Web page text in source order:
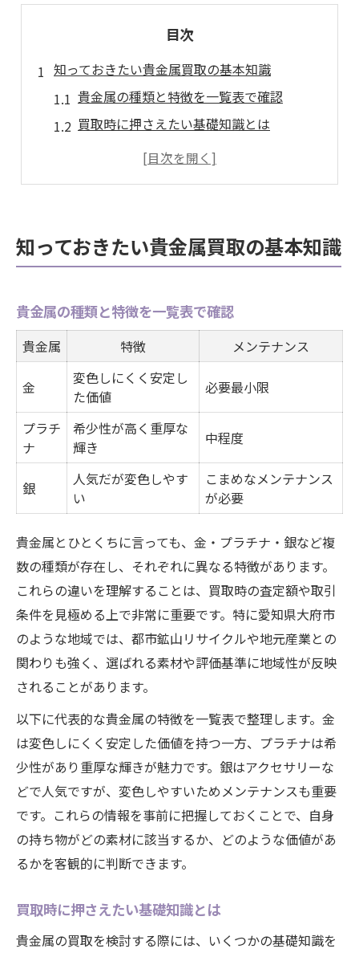
目次
知っておきたい貴金属買取の基本知識
貴金属の種類と特徴を一覧表で確認
買取時に押さえたい基礎知識とは
初めてでも安心な貴金属の見分け方
愛知県大府市における貴金属売却の流れ
大府市での貴金属売却手順を比較表で紹介
貴金属売却前に準備すべきポイント
出張買取と店頭買取の違いを知る
大府市ならではの売却メリットとは
貴金属を高く売るための査定ポイント解説
査定で重視される貴金属の条件一覧
高価買取を目指すなら素材に注目
貴金属の刻印が査定額に与える影響
壊れた貴金属でも価値がある理由
査定ポイントを押さえた賢い売却術
安心できる買取先を選ぶ秘訣とは
信頼できる買取先選びのチェックリスト
口コミや実績から見る安心感の理由
貴金属買取で失敗しないための注意点
大府市で選ばれる業者の特徴
無料査定サービスのメリットと活用法
貴金属金属学を活かした納得の売却戦略
金属学の知識を買取に活かす方法
貴金属の特徴別にみる売却戦略比較
納得のいく査定を引き出すコツ
素材ごとに異なる売却タイミング
金属学を知ると査定額はどう変わる？
大府市で利用できる買取サービス比較表
貴金属売却で後悔しないためのポイント
知っておきたい貴金属買取の基本知識
貴金属の種類と特徴を一覧表で確認
貴金属 特徴 メンテナンス
金
変色しにくく安定し
た価値
必要最小限
プラチ
ナ
希少性が高く重厚な
輝き
中程度
銀
人気だが変色しやす
い
こまめなメンテナンス
が必要
貴金属とひとくちに言っても、金・プラチナ・銀など複
数の種類が存在し、それぞれに異なる特徴があります。
これらの違いを理解することは、買取時の査定額や取引
条件を見極める上で非常に重要です。特に愛知県大府市
のような地域では、都市鉱山リサイクルや地元産業との
関わりも強く、選ばれる素材や評価基準に地域性が反映
されることがあります。
以下に代表的な貴金属の特徴を一覧表で整理します。金
は変色しにくく安定した価値を持つ一方、プラチナは希
少性があり重厚な輝きが魅力です。銀はアクセサリーな
どで人気ですが、変色しやすいためメンテナンスも重要
です。これらの情報を事前に把握しておくことで、自身
の持ち物がどの素材に該当するか、どのような価値があ
るかを客観的に判断できます。
買取時に押さえたい基礎知識とは
貴金属の買取を検討する際には、いくつかの基礎知識を